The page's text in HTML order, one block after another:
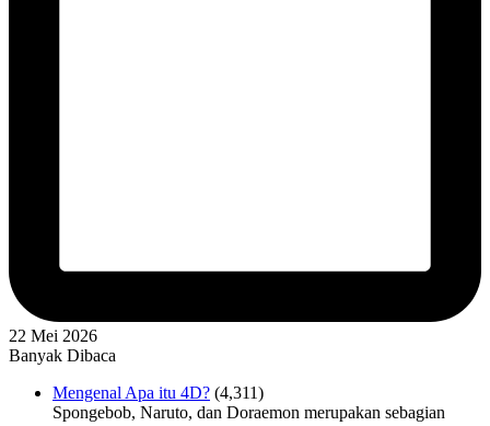
22 Mei 2026
Banyak Dibaca
Mengenal Apa itu 4D? (4,311)
Spongebob, Naruto, dan Doraemon merupakan sebagian